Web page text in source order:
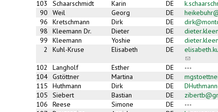
103
Schaarschmidt Karin DE
90
Weil Georg DE
96
Kretschmann Dirk DE
98
Kleemann Dr. Dieter DE
99
Kleemann Yoshie DE
2
Kuhl-Kruse Elisabeth DE
(link
sends
e-
mail)
102 Langholf Esther DE
---
104 Gstöttner Martina DE
115
Huthmann Dirk DE
105
Siebert Bastian DE
106
Reese Simone DE
---